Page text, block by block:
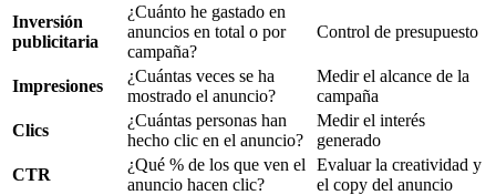
Inversión
publicitaria
¿Cuánto he gastado en
anuncios en total o por
campaña?
Control de presupuesto
Impresiones
¿Cuántas veces se ha
mostrado el anuncio?
Medir el alcance de la
campaña
Clics
¿Cuántas personas han
hecho clic en el anuncio?
Medir el interés
generado
CTR
¿Qué % de los que ven el
anuncio hacen clic?
Evaluar la creatividad y
el copy del anuncio